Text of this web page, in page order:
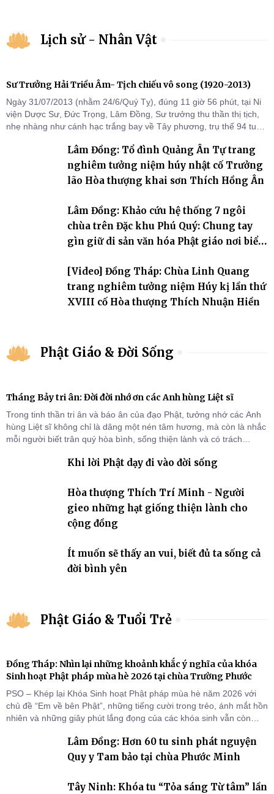
Lịch sử - Nhân Vật
Sư Trưởng Hải Triều Âm- Tịch chiếu vô song (1920-2013)
Ngày 31/07/2013 (nhằm 24/6/Quý Tỵ), đúng 11 giờ 56 phút, tại Ni
viện Dược Sư, Đức Trọng, Lâm Đồng, Sư trưởng thu thần thị tịch,
nhẹ nhàng như cánh hạc trắng bay về Tây phương, trụ thế 94 tuổi
Lâm Đồng: Tổ đình Quảng Ân Tự trang
nghiêm tưởng niệm húy nhật cố Trưởng
lão Hòa thượng khai sơn Thích Hồng Ân
Lâm Đồng: Khảo cứu hệ thống 7 ngôi
chùa trên Đặc khu Phú Quý: Chung tay
gìn giữ di sản văn hóa Phật giáo nơi biển
[Video] Đồng Tháp: Chùa Linh Quang
trang nghiêm tưởng niệm Húy kị lần thứ
XVIII cố Hòa thượng Thích Nhuận Hiền
Phật Giáo & Đời Sống
Tháng Bảy tri ân: Đời đời nhớ ơn các Anh hùng Liệt sĩ
Trong tinh thần tri ân và báo ân của đạo Phật, tưởng nhớ các Anh
hùng Liệt sĩ không chỉ là dâng một nén tâm hương, mà còn là nhắc
mỗi người biết trân quý hòa bình, sống thiện lành và có trách
Khi lời Phật dạy đi vào đời sống
Hòa thượng Thích Trí Minh - Người
gieo những hạt giống thiện lành cho
cộng đồng
Ít muốn sẽ thấy an vui, biết đủ ta sống cả
đời bình yên
Phật Giáo & Tuổi Trẻ
Đồng Tháp: Nhìn lại những khoảnh khắc ý nghĩa của khóa
Sinh hoạt Phật pháp mùa hè 2026 tại chùa Trường Phước
PSO – Khép lại Khóa Sinh hoạt Phật pháp mùa hè năm 2026 với
chủ đề “Em về bên Phật”, những tiếng cười trong trẻo, ánh mắt hồn
nhiên và những giây phút lắng đọng của các khóa sinh vẫn còn
Tháp). Những tuần tu học ngắn ngủi nhưng đã trở thành hành
trang quý báu, gieo những hạt giống thiện l
Lâm Đồng: Hơn 60 tu sinh phát nguyện
Quy y Tam bảo tại chùa Phước Minh
Tây Ninh: Khóa tu “Tỏa sáng Từ tâm” lần